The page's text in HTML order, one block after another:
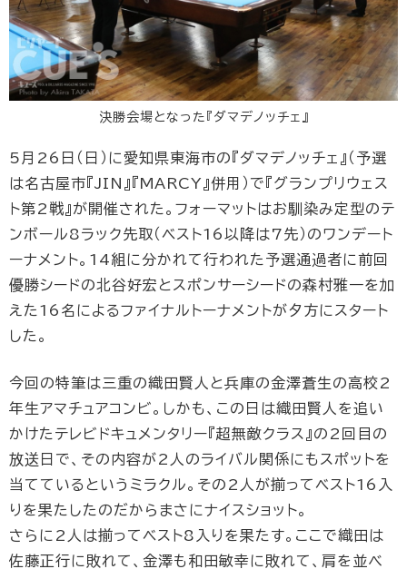
決勝会場となった『ダマデノッチェ』
5月26日（日）に愛知県東海市の『ダマデノッチェ』（予選
は名古屋市『JIN』『MARCY』併用）で『グランプリウェス
ト第2戦』が開催された。フォーマットはお馴染み定型のテ
ンボール8ラック先取（ベスト16以降は7先）のワンデート
ーナメント。14組に分かれて行われた予選通過者に前回
優勝シードの北谷好宏とスポンサーシードの森村雅一を加
えた16名によるファイナルトーナメントが夕方にスタート
した。
今回の特筆は三重の織田賢人と兵庫の金澤蒼生の高校2
年生アマチュアコンビ。しかも、この日は織田賢人を追い
かけたテレビドキュメンタリー『超無敵クラス』の2回目の
放送日で、その内容が2人のライバル関係にもスポットを
当てているというミラクル。その2人が揃ってベスト16入
りを果たしたのだからまさにナイスショット。
さらに2人は揃ってベスト8入りを果たす。ここで織田は
佐藤正行に敗れて、金澤も和田敏幸に敗れて、肩を並べ